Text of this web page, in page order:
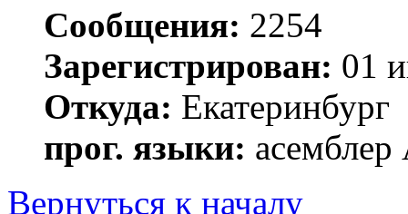
Сообщения: 2254
Зарегистрирован: 01
Откуда: Екатеринбург
прог. языки: асемблер
Вернуться к началу